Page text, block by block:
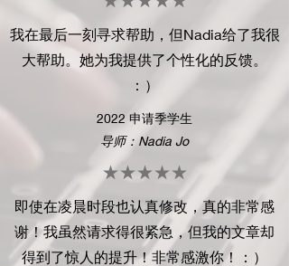
我在最后一刻寻求帮助，但Nadia给了我很
大帮助。她为我提供了个性化的反馈。
：）
2022 申请季学生
导师：Nadia Jo
★★★★★
即使在凌晨时段也认真修改，真的非常感
谢！我虽然请求得很紧急，但我的文章却
得到了惊人的提升！非常感激你！：）